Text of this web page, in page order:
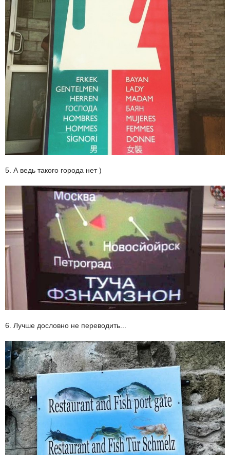
5. А ведь такого города нет )
6. Лучше дословно не переводить...